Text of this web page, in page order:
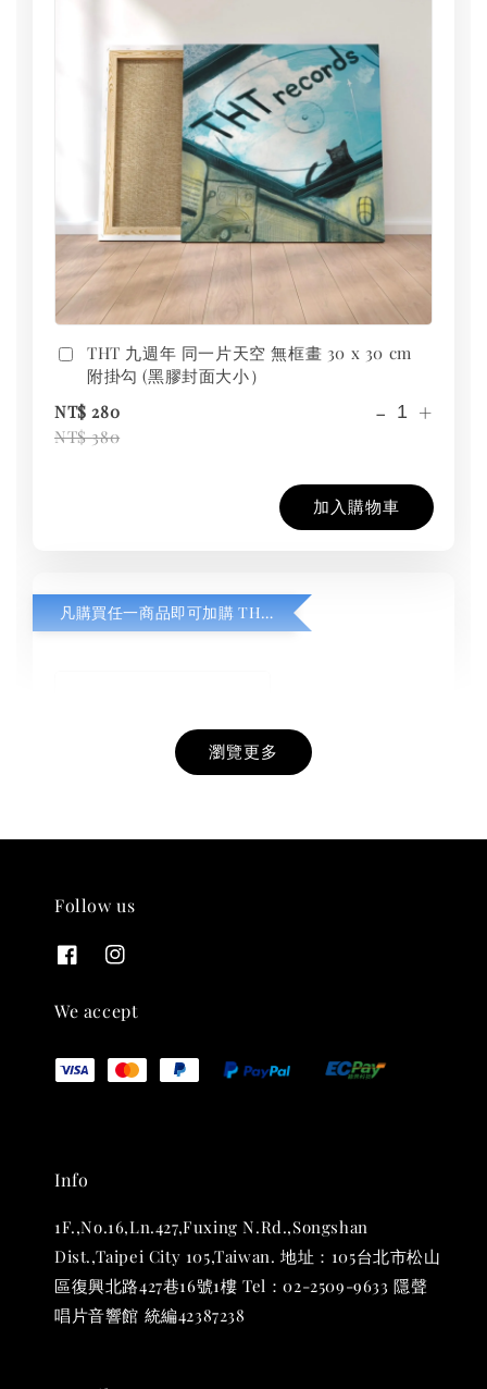
THT 九週年 同一片天空 無框畫 30 x 30 cm
附掛勾 (黑膠封面大小）
NT$ 280
NT$ 380
- +
加入購物車
凡購買任一商品即可加購 THT 九週年紀念 T-shirt
THT 九週年紀念 T-shirt
NT$ 880
加入購物車
瀏覽更多
Follow us
We accept
Info
1F.,No.16,Ln.427,Fuxing N.Rd.,Songshan
Dist.,Taipei City 105,Taiwan. 地址：105台北市松山
區復興北路427巷16號1樓 Tel：02-2509-9633 隱聲
唱片音響館 統編42387238